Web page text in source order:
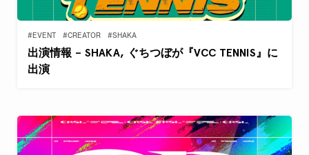
#EVENT #CREATOR #SHAKA
出演情報 – SHAKA, ぐちつぼが『VCC TENNIS』に
出演